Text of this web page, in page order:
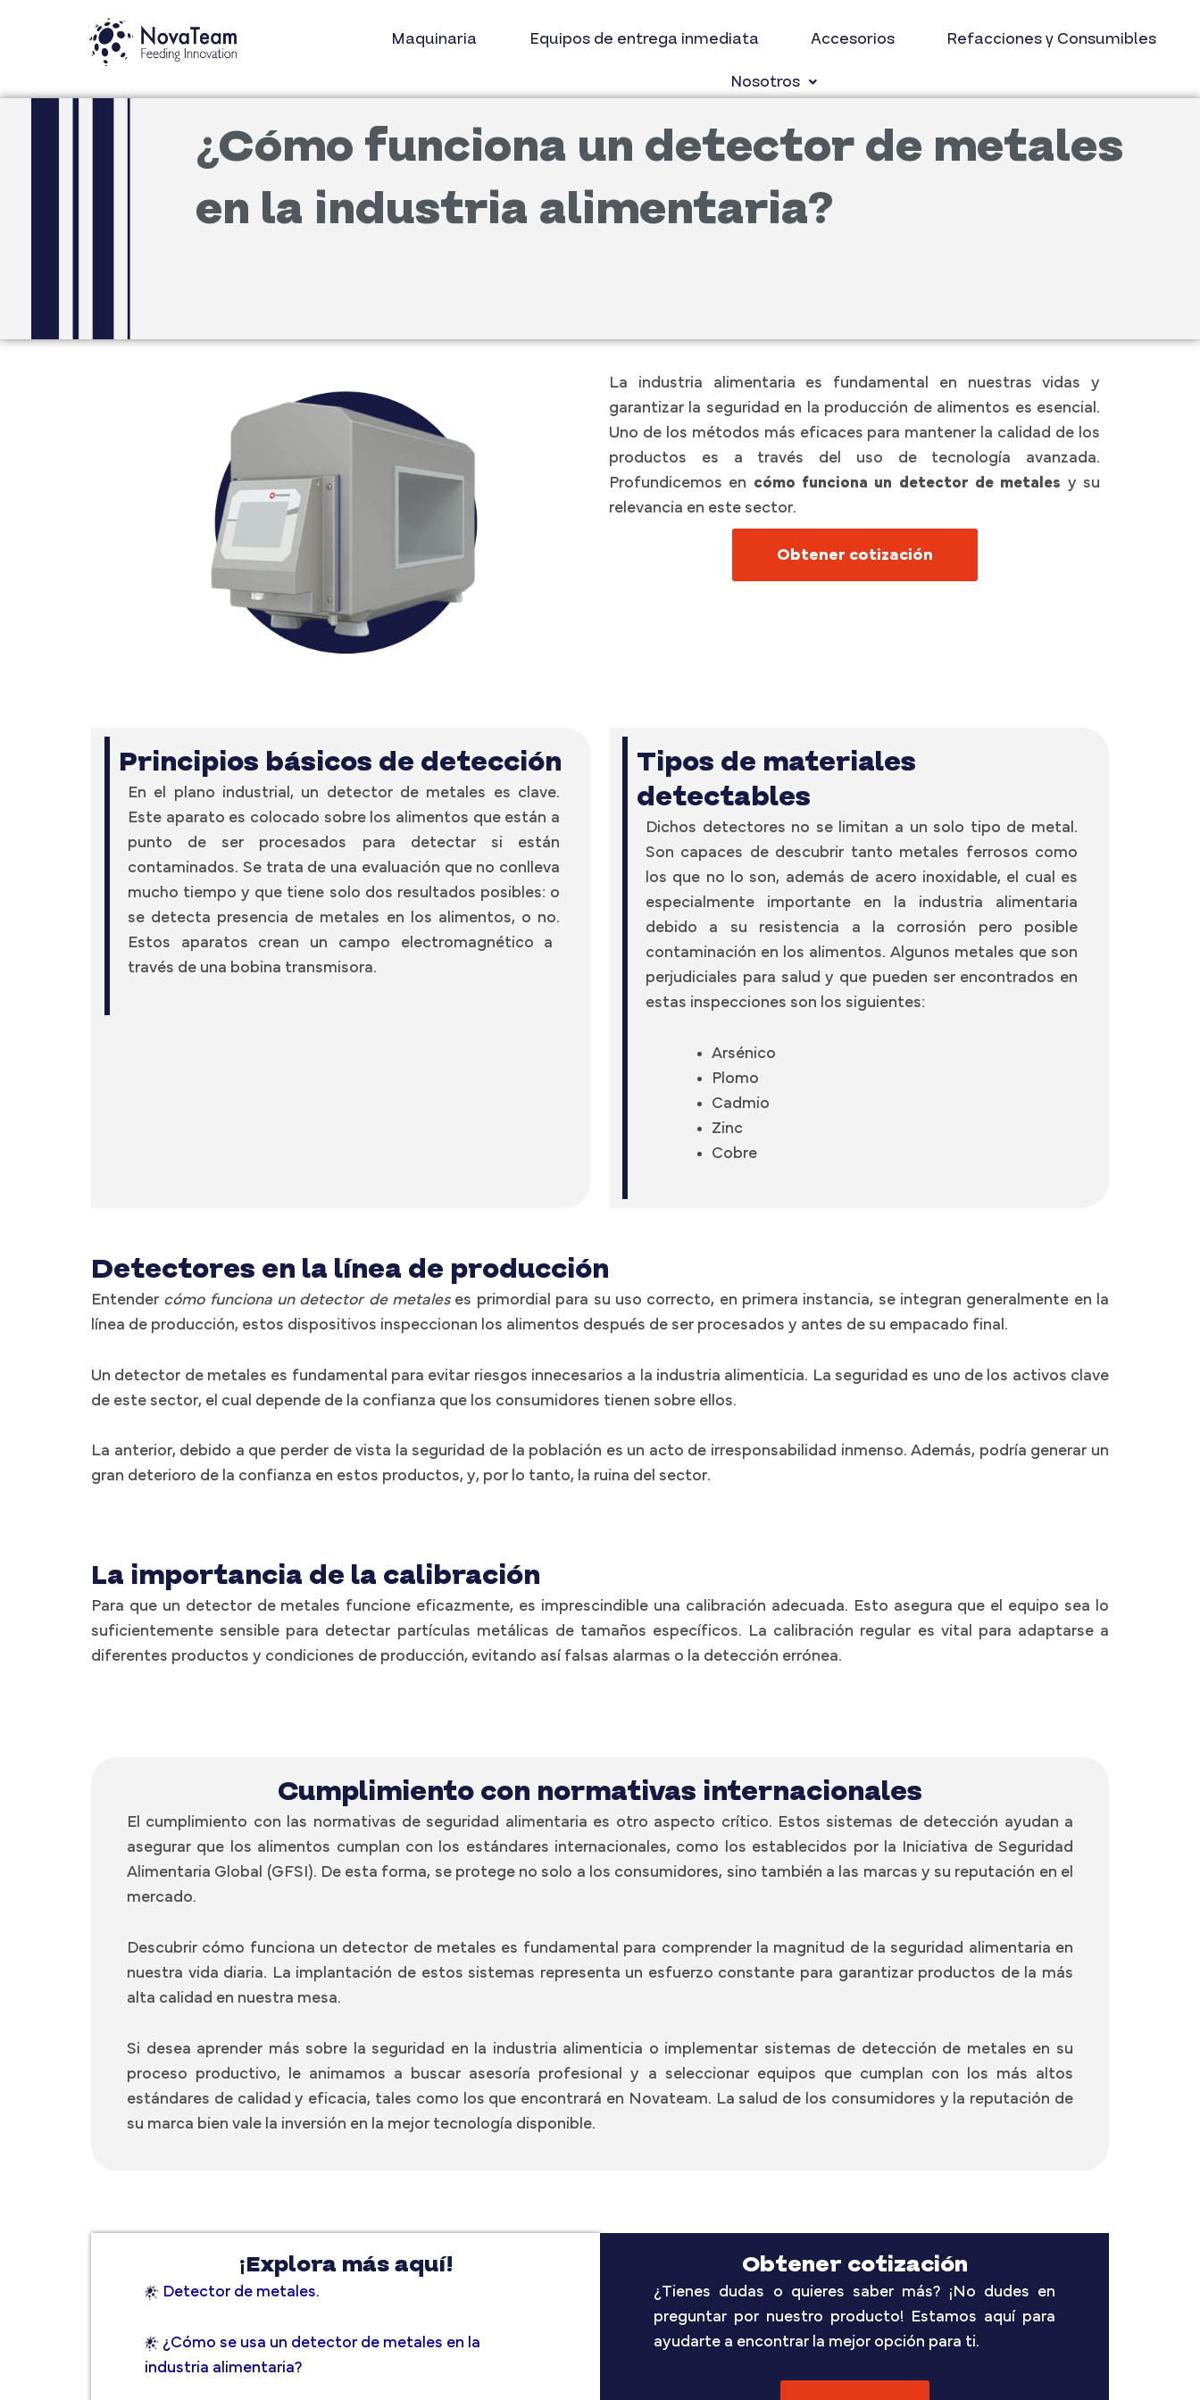
Maquinaria Equipos de entrega inmediata Accesorios
Refacciones y Consumibles
Nosotros
¿Cómo funciona un detector de metales
en la industria alimentaria?
La industria alimentaria es fundamental en nuestras vidas y
garantizar la seguridad en la producción de alimentos es esencial.
Uno de los métodos más eficaces para mantener la calidad de los
productos es a través del uso de tecnología avanzada.
Profundicemos en cómo funciona un detector de metales y su
relevancia en este sector.
Obtener cotización
Principios básicos de detección
En el plano industrial, un detector de metales es clave.
Este aparato es colocado sobre los alimentos que están a
punto de ser procesados para detectar si están
contaminados. Se trata de una evaluación que no conlleva
mucho tiempo y que tiene solo dos resultados posibles: o
se detecta presencia de metales en los alimentos, o no.
Estos aparatos crean un campo electromagnético a
través de una bobina transmisora.
Tipos de materiales
detectables
Dichos detectores no se limitan a un solo tipo de metal.
Son capaces de descubrir tanto metales ferrosos como
los que no lo son, además de acero inoxidable, el cual es
especialmente importante en la industria alimentaria
debido a su resistencia a la corrosión pero posible
contaminación en los alimentos. Algunos metales que son
perjudiciales para salud y que pueden ser encontrados en
estas inspecciones son los siguientes:
Arsénico
Plomo
Cadmio
Zinc
Cobre
Detectores en la línea de producción
Entender cómo funciona un detector de metaleses primordial para su uso correcto, en primera instancia, se integran generalmente en la
línea de producción, estos dispositivos inspeccionan los alimentos después de ser procesados y antes de su empacado final.
Un detector de metales es fundamental para evitar riesgos innecesarios a la industria alimenticia. La seguridad es uno de los activos clave
de este sector, el cual depende de la confianza que los consumidores tienen sobre ellos.
La anterior, debido a que perder de vista la seguridad de la población es un acto de irresponsabilidad inmenso. Además, podría generar un
gran deterioro de la confianza en estos productos, y, por lo tanto, la ruina del sector.
La importancia de la calibración
Para que un detector de metales funcione eficazmente, es imprescindible una calibración adecuada. Esto asegura que el equipo sea lo
suficientemente sensible para detectar partículas metálicas de tamaños específicos. La calibración regular es vital para adaptarse a
diferentes productos y condiciones de producción, evitando así falsas alarmas o la detección errónea.
Cumplimiento con normativas internacionales
El cumplimiento con las normativas de seguridad alimentaria es otro aspecto crítico. Estos sistemas de detección ayudan a
asegurar que los alimentos cumplan con los estándares internacionales, como los establecidos por la Iniciativa de Seguridad
Alimentaria Global (GFSI). De esta forma, se protege no solo a los consumidores, sino también a las marcas y su reputación en el
mercado.
Descubrir cómo funciona un detector de metales es fundamental para comprender la magnitud de la seguridad alimentaria en
nuestra vida diaria. La implantación de estos sistemas representa un esfuerzo constante para garantizar productos de la más
alta calidad en nuestra mesa.
Si desea aprender más sobre la seguridad en la industria alimenticia o implementar sistemas de detección de metales en su
proceso productivo, le animamos a buscar asesoría profesional y a seleccionar equipos que cumplan con los más altos
estándares de calidad y eficacia, tales como los que encontrará en Novateam. La salud de los consumidores y la reputación de
su marca bien vale la inversión en la mejor tecnología disponible.
¡Explora más aquí!
Detector de metales.
¿Cómo se usa un detector de metales en la
industria alimentaria?
Obtener cotización
¿Tienes dudas o quieres saber más? ¡No dudes en
preguntar por nuestro producto! Estamos aquí para
ayudarte a encontrar la mejor opción para ti.